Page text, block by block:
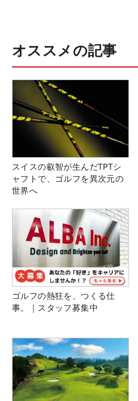
オススメの記事
スイスの叡智が生んだTPTシ
ャフトで、ゴルフを異次元の
世界へ
ゴルフの熱狂を、つくる仕
事。｜スタッフ募集中